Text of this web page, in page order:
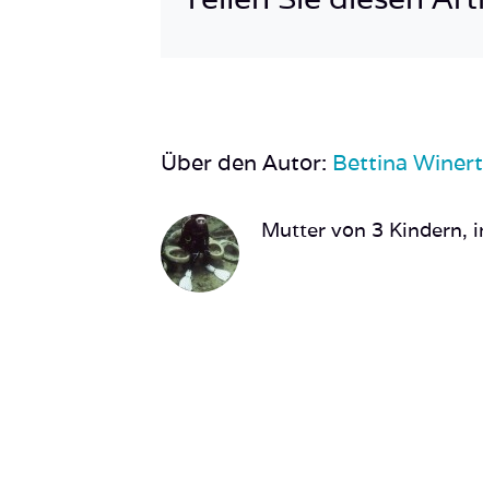
Über den Autor: Bettina Winert
Mutter von 3 Kindern,